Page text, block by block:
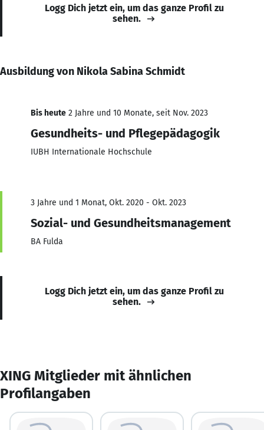
Logg Dich jetzt ein, um das ganze Profil zu
sehen.
Ausbildung von Nikola Sabina Schmidt
Bis heute 2 Jahre und 10 Monate, seit Nov. 2023
Gesundheits- und Pflegepädagogik
IUBH Internationale Hochschule
3 Jahre und 1 Monat, Okt. 2020 - Okt. 2023
Sozial- und Gesundheitsmanagement
BA Fulda
Logg Dich jetzt ein, um das ganze Profil zu
sehen.
XING Mitglieder mit ähnlichen
Profilangaben